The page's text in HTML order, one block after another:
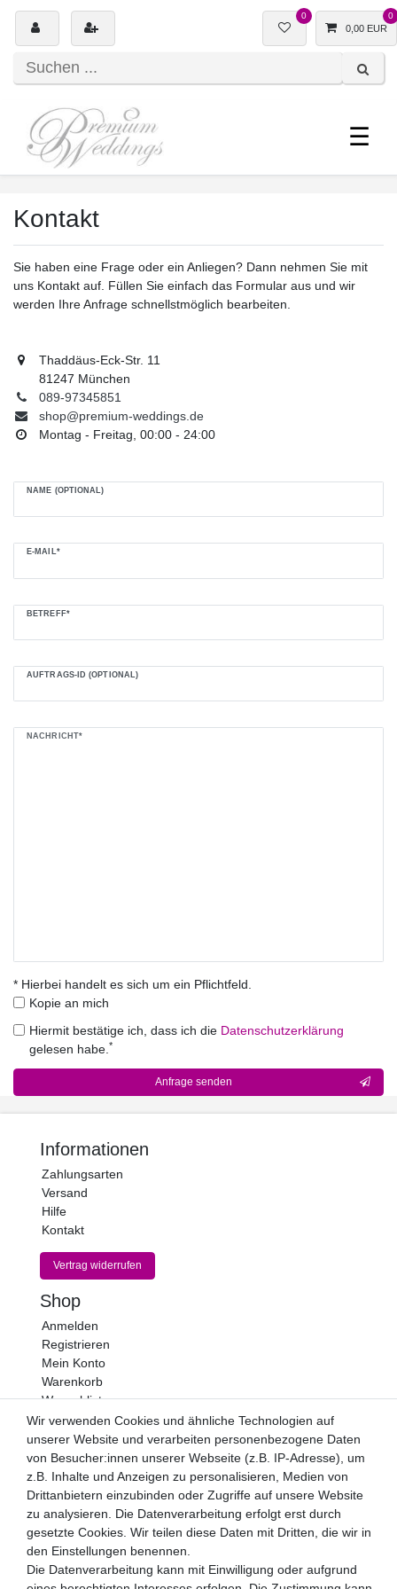
0 0
0,00 EUR
☰
Kontakt
Sie haben eine Frage oder ein Anliegen? Dann nehmen Sie mit
uns Kontakt auf. Füllen Sie einfach das Formular aus und wir
werden Ihre Anfrage schnellstmöglich bearbeiten.
Thaddäus-Eck-Str. 11
81247 München
089-97345851
shop@premium-weddings.de
Montag - Freitag, 00:00 - 24:00
NAME (OPTIONAL)
E-MAIL*
BETREFF*
AUFTRAGS-ID (OPTIONAL)
NACHRICHT*
* Hierbei handelt es sich um ein Pflichtfeld.
Kopie an mich
Hiermit bestätige ich, dass ich die Daten­schutz­erklärung
gelesen habe.*
Kontakt
Honig
Anfrage senden
Informationen
Zahlungsarten
Versand
Hilfe
Kontakt
Vertrag widerrufen
Shop
Anmelden
Registrieren
Mein Konto
Warenkorb
Wunschliste
Newsletter
E-MAIL **
Newsletter
Honig
Daten­schutz­erklärung
gelesen habe. Meine Einwilligung kann ich jederzeit
widerrufen.**
Abonnieren
Wir verwenden Cookies und ähnliche Technologien auf
unserer Website und verarbeiten personenbezogene Daten
von Besucher:innen unserer Webseite (z.B. IP-Adresse), um
z.B. Inhalte und Anzeigen zu personalisieren, Medien von
Drittanbietern einzubinden oder Zugriffe auf unsere Website
zu analysieren. Die Datenverarbeitung erfolgt erst durch
gesetzte Cookies. Wir teilen diese Daten mit Dritten, die wir in
den Einstellungen benennen.
Die Datenverarbeitung kann mit Einwilligung oder aufgrund